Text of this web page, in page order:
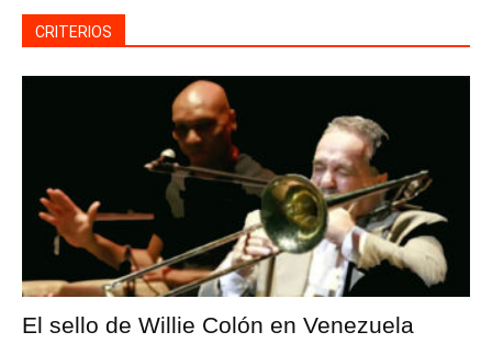
CRITERIOS
El sello de Willie Colón en Venezuela